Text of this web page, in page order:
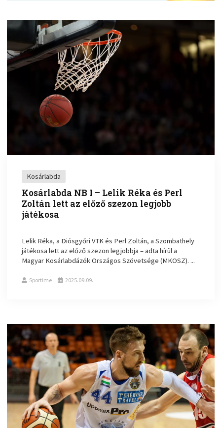
Kosárlabda
Kosárlabda NB I – Lelik Réka és Perl
Zoltán lett az előző szezon legjobb
játékosa
Lelik Réka, a Diósgyőri VTK és Perl Zoltán, a Szombathely
játékosa lett az előző szezon legjobbja – adta hírül a
Magyar Kosárlabdázók Országos Szövetsége (MKOSZ). ...
Sportime 2025.09.09.